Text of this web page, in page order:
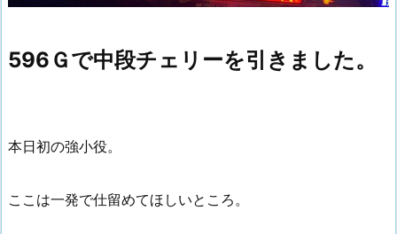
596Ｇで中段チェリーを引きました。
本日初の強小役。
ここは一発で仕留めてほしいところ。